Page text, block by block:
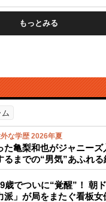
もっとみる
ム
な学歴 2026年夏
た亀梨和也がジャニー
るまでの“男気”あふれる
歳でついに“覚醒”！ 朝
派」が局をまたぐ看板女